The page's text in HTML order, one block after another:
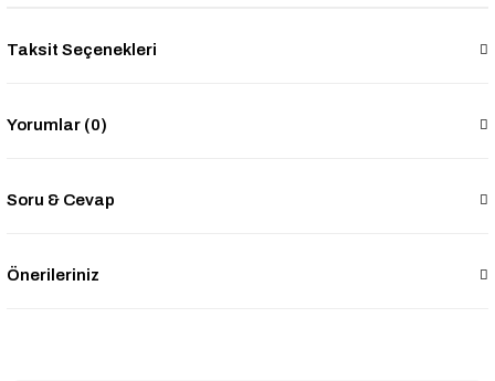
Taksit Seçenekleri
Yorumlar (0)
Soru & Cevap
Önerileriniz